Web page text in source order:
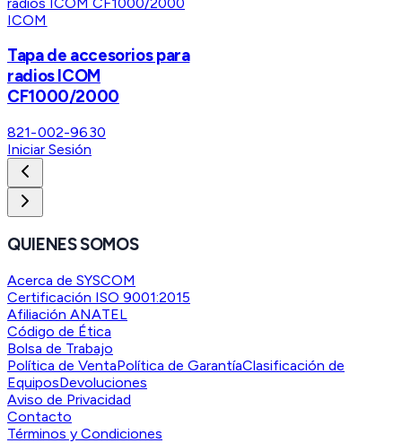
ICOM
Tapa de accesorios para
radios ICOM
CF1000/2000
821-002-9630
Iniciar Sesión
QUIENES SOMOS
Acerca de SYSCOM
Certificación ISO 9001:2015
Afiliación ANATEL
Código de Ética
Bolsa de Trabajo
Política de VentaPolítica de GarantíaClasificación de
EquiposDevoluciones
Aviso de Privacidad
Contacto
Términos y Condiciones